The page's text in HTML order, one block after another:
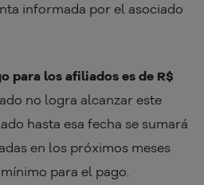
informada por el asociado
para los afiliados es de R$
no logra alcanzar este
hasta esa fecha se sumará
en los próximos meses
para el pago.